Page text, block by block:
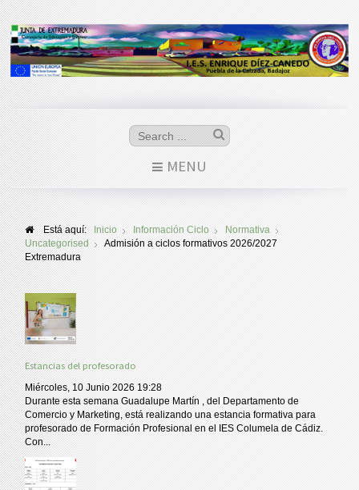
MENU
Está aquí: Inicio Información Ciclo
Normativa
Uncategorised
Admisión a ciclos formativos 2026/2027
Extremadura
Estancias del profesorado
Miércoles, 10 Junio 2026 19:28
Durante esta semana Guadalupe Martín , del Departamento de
Comercio y Marketing, está realizando una estancia formativa para
profesorado de Formación Profesional en el IES Columela de Cádiz.
Con...